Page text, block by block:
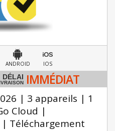
ANDROID IOS
DÉLAI IMMÉDIAT
| 3 appareils | 1
Cloud |
| Téléchargement